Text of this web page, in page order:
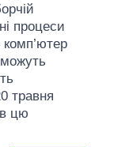
процеси
травня
цю